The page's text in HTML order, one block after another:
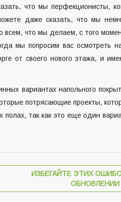
что мы перфекционисты,
даже сказать, что мы
что мы делаем, с того
мы попросим вас осмотреть
от своего нового этажа, и
вариантах напольного
потрясающие проекты,
так как это еще один
ИЗБЕГАЙТЕ ЭТИХ